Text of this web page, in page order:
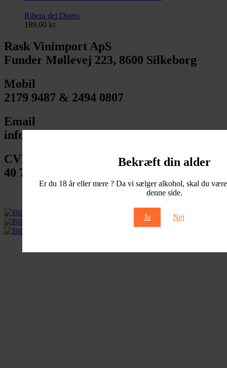
Bekræft din alder
Er du 18 år eller mere ? Da vi sælger alkohol, skal du
denne side.
Ja Nej
Ribera del Duero
189,00 kr.
Rask Vinimport ApS
Funder Møllevej 223, 8600 Silkeborg
Mobil
2179 9487 & 2494 0807
Email
info@raskvinimport.dk
CVR nummer
40 73 29 50